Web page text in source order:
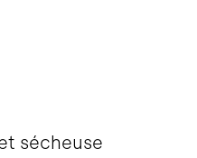
sécheuse